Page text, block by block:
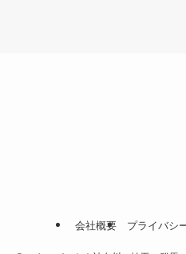
会社概要 プライバシ